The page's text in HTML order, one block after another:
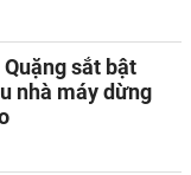
sắt bật
nhà máy dừng